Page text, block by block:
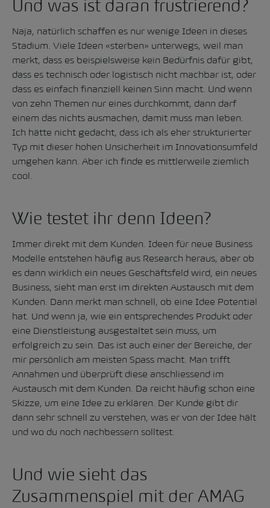
Und was ist daran frustrierend?
Naja, natürlich schaffen es nur wenige Ideen in dieses
Stadium. Viele Ideen «sterben» unterwegs, weil man
merkt, dass es beispielsweise kein Bedürfnis dafür gibt,
dass es technisch oder logistisch nicht machbar ist, oder
dass es einfach finanziell keinen Sinn macht. Und wenn
von zehn Themen nur eines durchkommt, dann darf
einem das nichts ausmachen, damit muss man leben.
Ich hätte nicht gedacht, dass ich als eher strukturierter
Typ mit dieser hohen Unsicherheit im Innovationsumfeld
umgehen kann. Aber ich finde es mittlerweile ziemlich
cool.
Wie testet ihr denn Ideen?
Immer direkt mit dem Kunden. Ideen für neue Business
Modelle entstehen häufig aus Research heraus, aber ob
es dann wirklich ein neues Geschäftsfeld wird, ein neues
Business, sieht man erst im direkten Austausch mit dem
Kunden. Dann merkt man schnell, ob eine Idee Potential
hat. Und wenn ja, wie ein entsprechendes Produkt oder
eine Dienstleistung ausgestaltet sein muss, um
erfolgreich zu sein. Das ist auch einer der Bereiche, der
mir persönlich am meisten Spass macht. Man trifft
Annahmen und überprüft diese anschliessend im
Austausch mit dem Kunden. Da reicht häufig schon eine
Skizze, um eine Idee zu erklären. Der Kunde gibt dir
dann sehr schnell zu verstehen, was er von der Idee hält
und wo du noch nachbessern solltest.
Und wie sieht das
Zusammenspiel mit der AMAG